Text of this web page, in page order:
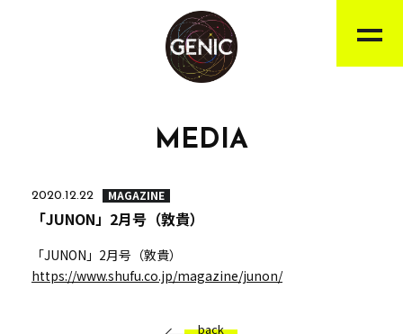
MEDIA
2020.12.22 MAGAZINE
「JUNON」2月号（敦貴）
「JUNON」2月号（敦貴）
https://www.shufu.co.jp/magazine/junon/
back